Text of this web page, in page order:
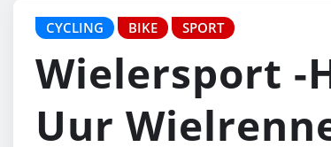
CYCLING BIKE SPORT
Wielersport -
Uur